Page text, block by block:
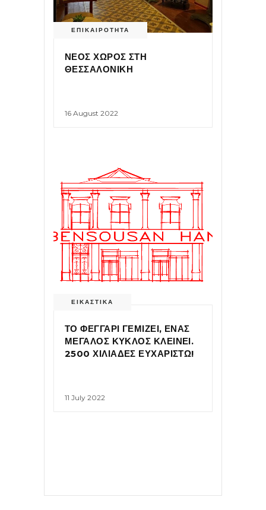
ΕΠΙΚΑΙΡΟΤΗΤΑ
ΝΕΟΣ ΧΩΡΟΣ ΣΤΗ
ΘΕΣΣΑΛΟΝΙΚΗ
16 August 2022
ΕΙΚΑΣΤΙΚΑ
ΤΟ ΦΕΓΓΑΡΙ ΓΕΜΙΖΕΙ, ΕΝΑΣ
ΜΕΓΑΛΟΣ ΚΥΚΛΟΣ ΚΛΕΙΝΕΙ.
2500 ΧΙΛΙΑΔΕΣ ΕΥΧΑΡΙΣΤΩ!
11 July 2022